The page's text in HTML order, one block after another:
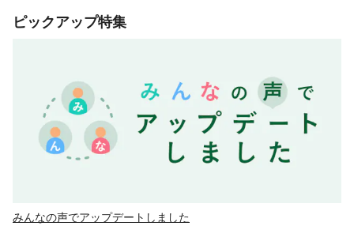
ピックアップ特集
みんなの声でアップデートしました